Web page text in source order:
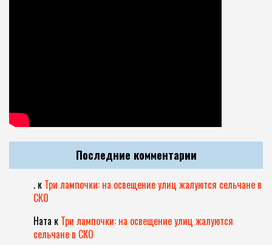
Последние комментарии
. к Три лампочки: на освещение улиц жалуются сельчане в
СКО
Ната к Три лампочки: на освещение улиц жалуются
сельчане в СКО